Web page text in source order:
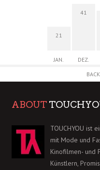
21
JAN.
41
DEZ.
ABOUT
TOUCHYOU ist
mit Mode und
Kinofilmen- und
Künstlern,